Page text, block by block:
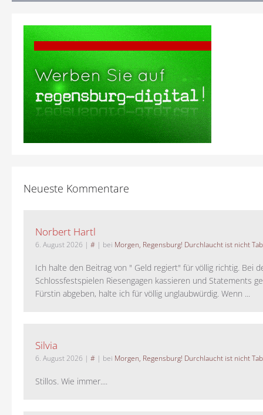
Neueste Kommentare
Norbert Hartl
6. August 2026 | # | bei Morgen, Regensburg! Durchlaucht ist nicht
Ich halte den Beitrag von " Geld regiert" für völlig richtig. Bei
Schlossfestspielen Riesengagen kassieren und Statements
Fürstin abgeben, halte ich für völlig unglaubwürdig. Wenn ...
Silvia
6. August 2026 | # | bei Morgen, Regensburg! Durchlaucht ist nicht
Stillos. Wie immer....